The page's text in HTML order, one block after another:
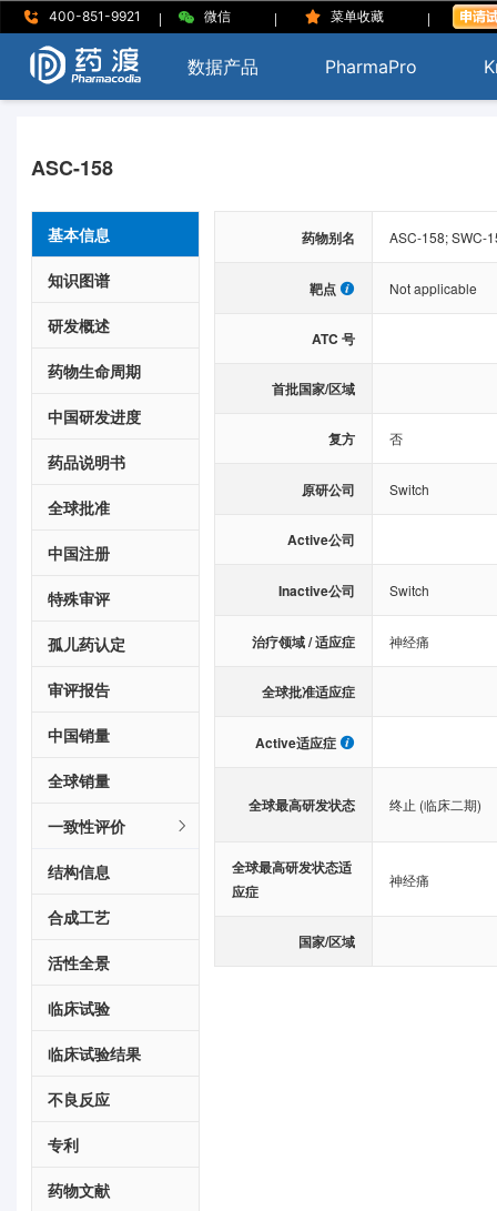
400-851-9921 | 微信 | 菜单收藏 |
数据产品 PharmaPro
ASC-158
基本信息
知识图谱
研发概述
药物生命周期
中国研发进度
药品说明书
全球批准
中国注册
特殊审评
孤儿药认定
审评报告
中国销量
全球销量
一致性评价
结构信息
合成工艺
活性全景
临床试验
临床试验结果
不良反应
专利
药物文献
药物别名 ASC-158; SWC-
靶点 Not applicable
ATC 号
首批国家/区域
复方 否
原研公司 Switch
Active公司
Inactive公司 Switch
治疗领域 / 适应症 神经痛
全球批准适应症
Active适应症
全球最高研发状态 终止 (临床二期)
全球最高研发状态适
应症
神经痛
国家/区域